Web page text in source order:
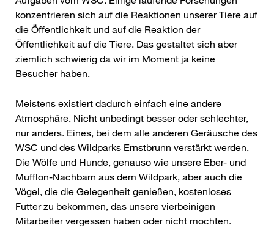
konzentrieren sich auf die Reaktionen unserer Tiere auf
die Öffentlichkeit und auf die Reaktion der
Öffentlichkeit auf die Tiere. Das gestaltet sich aber
ziemlich schwierig da wir im Moment ja keine
Besucher haben.
Meistens existiert dadurch einfach eine andere
Atmosphäre. Nicht unbedingt besser oder schlechter,
nur anders. Eines, bei dem alle anderen Geräusche des
WSC und des Wildparks Ernstbrunn verstärkt werden.
Die Wölfe und Hunde, genauso wie unsere Eber- und
Mufflon-Nachbarn aus dem Wildpark, aber auch die
Vögel, die die Gelegenheit genießen, kostenloses
Futter zu bekommen, das unsere vierbeinigen
Mitarbeiter vergessen haben oder nicht mochten.